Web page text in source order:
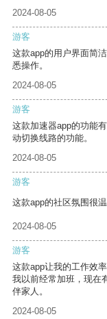
2024-08-05
游客
这款app的用户界面简
悉操作。
2024-08-05
游客
这款加速器app的功能
动切换线路的功能。
2024-08-05
游客
这款app的社区氛围很
2024-08-05
游客
这款app让我的工作效
我以前经常加班，现在
伴家人。
2024-08-05